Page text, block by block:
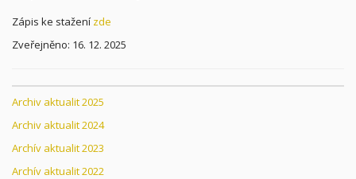
Zápis ke stažení zde
Zveřejněno: 16. 12. 2025
Archiv aktualit 2025
Archiv aktualit 2024
Archív aktualit 2023
Archív aktualit 2022